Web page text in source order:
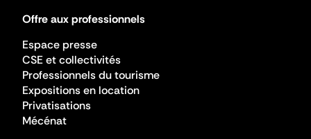
Offre aux professionnels
Espace presse
CSE et collectivités
Professionnels du tourisme
Expositions en location
Privatisations
Mécénat